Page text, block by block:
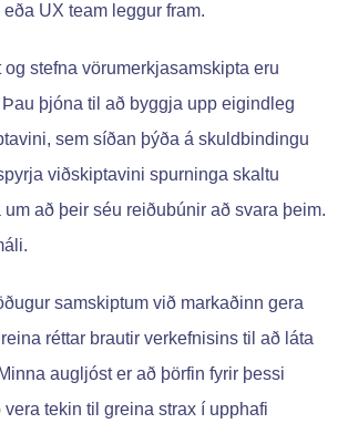
UX team leggur fram.
stefna vörumerkjasamskipta eru
þjóna til að byggja upp eigindleg
sem síðan þýða á skuldbindingu
viðskiptavini spurninga skaltu
að þeir séu reiðubúnir að svara þeim.
samskiptum við markaðinn gera
réttar brautir verkefnisins til að láta
augljóst er að þörfin fyrir þessi
tekin til greina strax í upphafi